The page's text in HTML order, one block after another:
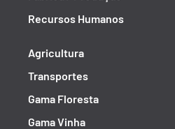
Recursos Humanos
Agricultura
Transportes
Gama Floresta
Gama Vinha